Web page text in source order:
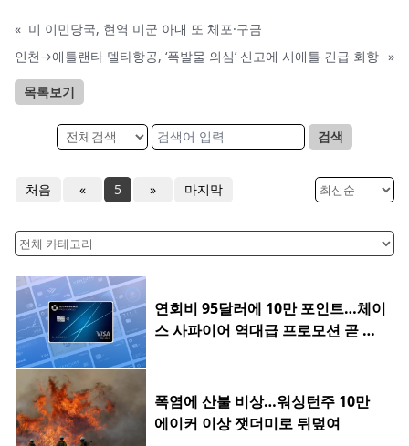
« 미 이민당국, 현역 미군 아내 또 체포·구금
인천→애틀랜타 델타항공, ‘폭발물 의심’ 신고에 시애틀 긴급 회항 »
목록보기
검색
처음 « 5 » 마지막
연회비 95달러에 10만 포인트…체이
스 사파이어 역대급 프로모션 곧 종
폭염에 산불 비상…워싱턴주 10만
에이커 이상 잿더미로 뒤덮여